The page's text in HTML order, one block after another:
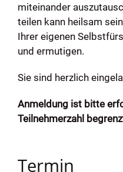
miteinander
teilen kann heilsam
Ihrer eigenen
und ermutigen.
Sie sind herzlich
Anmeldung ist bitte
Teilnehmerzahl
Termin